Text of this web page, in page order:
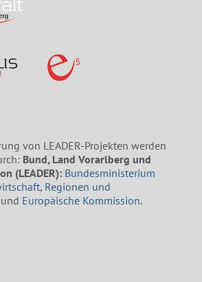
von LEADER-Projekten werden
Bund, Land Vorarlberg und
(LEADER): Bundesministerium
Regionen und
und Europäische Kommission.